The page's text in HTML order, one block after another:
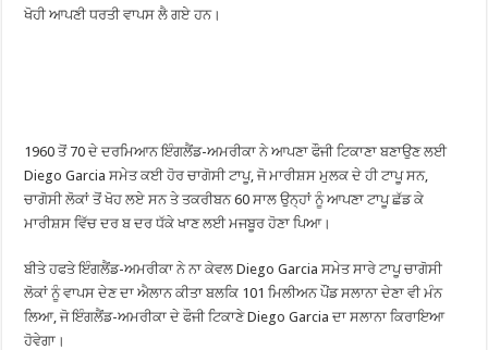
ਖੋਹੀ ਆਪਣੀ ਧਰਤੀ ਵਾਪਸ ਲੈ ਗਏ ਹਨ।
1960 ਤੋਂ 70 ਦੇ ਦਰਮਿਆਨ ਇੰਗਲੈਂਡ-ਅਮਰੀਕਾ ਨੇ ਆਪਣਾ ਫੌਜੀ ਟਿਕਾਣਾ ਬਣਾਉਣ ਲਈ
Diego Garcia ਸਮੇਤ ਕਈ ਹੋਰ ਚਾਗੋਸੀ ਟਾਪੂ, ਜੋ ਮਾਰੀਸ਼ਸ ਮੁਲਕ ਦੇ ਹੀ ਟਾਪੂ ਸਨ,
ਚਾਗੋਸੀ ਲੋਕਾਂ ਤੋਂ ਖੋਹ ਲਏ ਸਨ ਤੇ ਤਕਰੀਬਨ 60 ਸਾਲ ਉਨ੍ਹਾਂ ਨੂੰ ਆਪਣਾ ਟਾਪੂ ਛੱਡ ਕੇ
ਮਾਰੀਸ਼ਸ ਵਿੱਚ ਦਰ ਬ ਦਰ ਧੱਕੇ ਖਾਣ ਲਈ ਮਜਬੂਰ ਹੋਣਾ ਪਿਆ।
ਬੀਤੇ ਹਫਤੇ ਇੰਗਲੈਂਡ-ਅਮਰੀਕਾ ਨੇ ਨਾ ਕੇਵਲ Diego Garcia ਸਮੇਤ ਸਾਰੇ ਟਾਪੂ ਚਾਗੋਸੀ
ਲੋਕਾਂ ਨੂੰ ਵਾਪਸ ਦੇਣ ਦਾ ਐਲਾਨ ਕੀਤਾ ਬਲਕਿ 101 ਮਿਲੀਅਨ ਪੌਂਡ ਸਲਾਨਾ ਦੇਣਾ ਵੀ ਮੰਨ
ਲਿਆ, ਜੋ ਇੰਗਲੈਂਡ-ਅਮਰੀਕਾ ਦੇ ਫੌਜੀ ਟਿਕਾਣੇ Diego Garcia ਦਾ ਸਲਾਨਾ ਕਿਰਾਇਆ
ਹੋਵੇਗਾ।